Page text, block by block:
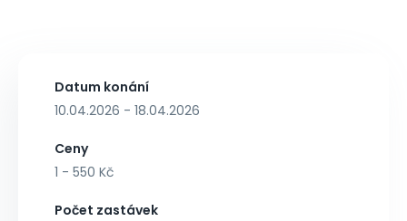
Datum konání
10.04.2026 - 18.04.2026
Ceny
1 - 550 Kč
Počet zastávek